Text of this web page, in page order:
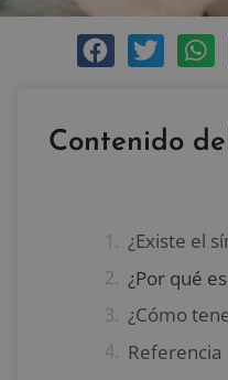
Contenido
¿Por qué
Referencia